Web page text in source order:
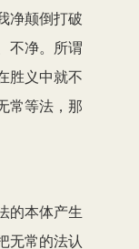
净颠倒打破
不净。所谓
胜义中就不
常等法，那
的本体产生
无常的法认